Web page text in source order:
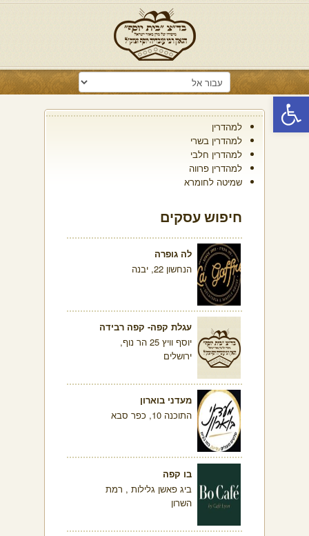
פתח סרגל נגישות
למהדרין
למהדרין בשרי
למהדרין חלבי
למהדרין פרווה
שמיטה לחומרא
חיפוש עסקים
לה גופרה
הנחשון 22, יבנה
עגלת קפה- קפה רבידה
יוסף וויץ 25 הר נוף,
ירושלים
מעדני בוארון
התוכנה 10, כפר סבא
בו קפה
ביג פאשן גלילות , רמת
השרון